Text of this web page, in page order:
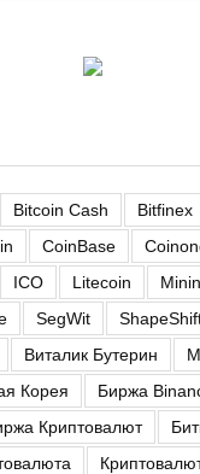
Bitcoin Cash Bitfinex
CoinBase
ICO Litecoin
SegWit
Виталик Бутерин
Корея
Биржа
Криптовалют